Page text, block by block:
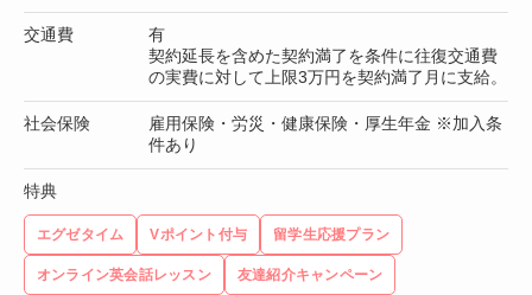
交通費
有
契約延長を含めた契約満了を条件に往復交通費
の実費に対して上限3万円を契約満了月に支給。
社会保険
雇用保険・労災・健康保険・厚生年金 ※加入条
件あり
特典
エグゼタイム Vポイント付与 留学生応援プラン
オンライン英会話レッスン 友達紹介キャンペーン